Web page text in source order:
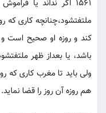
1561 اگر نداند يا
ملتفت‏شود،چنانچه كارى كه
كند و روزه او صحيح است و
باشد، يا بعداز ظهر
ولى بايد تا مغرب كارى كه
هم روزه آن روز را قضا نمايد.